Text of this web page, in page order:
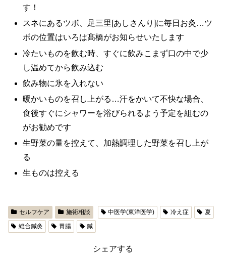
す！
スネにあるツボ、足三里[あしさんり]に毎日お灸…ツ
ボの位置はいろは髙橋がお知らせいたします
冷たいものを飲む時、すぐに飲みこまず口の中で少
し温めてから飲み込む
飲み物に氷を入れない
暖かいものを召し上がる…汗をかいて不快な場合、
食後すぐにシャワーを浴びられるよう予定を組むの
がお勧めです
生野菜の量を控えて、加熱調理した野菜を召し上が
る
生ものは控える
セルフケア 施術相談 中医学(東洋医学) 冷え症
夏
総合鍼灸
胃腸 鍼
シェアする